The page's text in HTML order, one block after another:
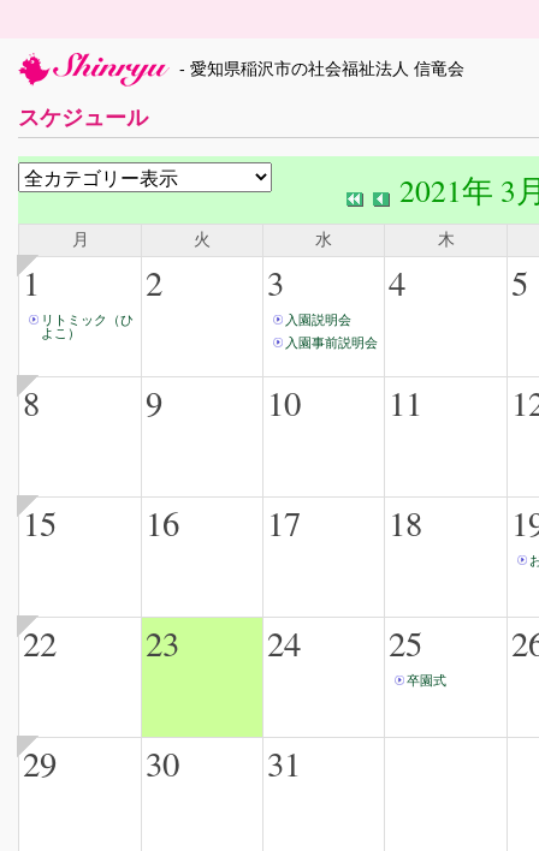
- 愛知県稲沢市の社会福祉法人 信竜会
スケジュール
2021年 3
月 火 水 木
1
リトミック（ひ
よこ）
2 3
入園説明会
入園事前説明会
4 5
8 9 10 11
15 16 17 18
22 23 24 25
卒園式
29 30 31